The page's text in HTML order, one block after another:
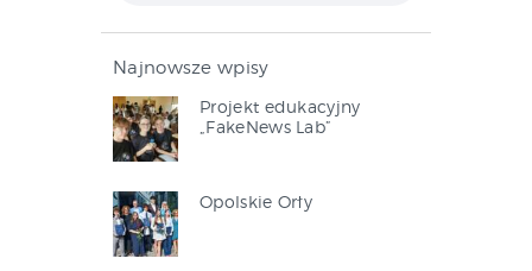
Najnowsze wpisy
Projekt edukacyjny
„FakeNews Lab”
Opolskie Orły